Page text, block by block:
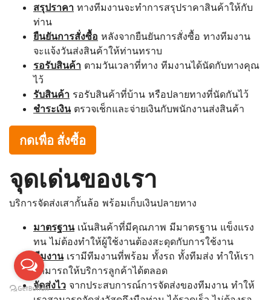
สรุปราคา ทางทีมงานจะทำการสรุปราคาสินค้าให้กับ
ท่าน
ยืนยันการสั่งซื้อ หลังจากยืนยันการสั่งซื้อ ทางทีมงาน
จะแจ้งวันส่งสินค้าให้ท่านทราบ
รอรับสินค้า ตามวันเวลาที่ทาง ทีมงานได้นัดกับทางคุณ
ไว้
รับสินค้า รอรับสินค้าที่บ้าน หรือปลายทางที่นัดกันไว้
ชำระเงินตรวจเช็กและจ่ายเงินกับพนักงานส่งสินค้า
กดเพื่อ สั่งซื้อ
จุดเด่นของเรา
บริการจัดส่งเสากั้นล้อ พร้อมเก็บเงินปลายทาง
มาตรฐานเน้นสินค้าที่มีคุณภาพ มีมาตรฐาน แข็งแรง
ทน ไม่ต้องทำให้ผู้ใช้งานต้องสะดุดกับการใช้งาน
ทีมงานเรามีทีมงานที่พร้อม ทั้งรถ ทั้งทีมส่ง ทำให้เรา
สามารถให้บริการลูกค้าได้ตลอด
จัดส่งไว จากประสบการณ์การจัดส่งของทีมงาน ทำให้